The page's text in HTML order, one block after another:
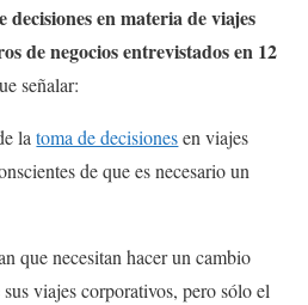
decisiones en materia de viajes
de negocios entrevistados en 12
señalar:
latoma de decisionesen viajes
de que es necesario un
que necesitan hacer un cambio
viajes corporativos, pero sólo el